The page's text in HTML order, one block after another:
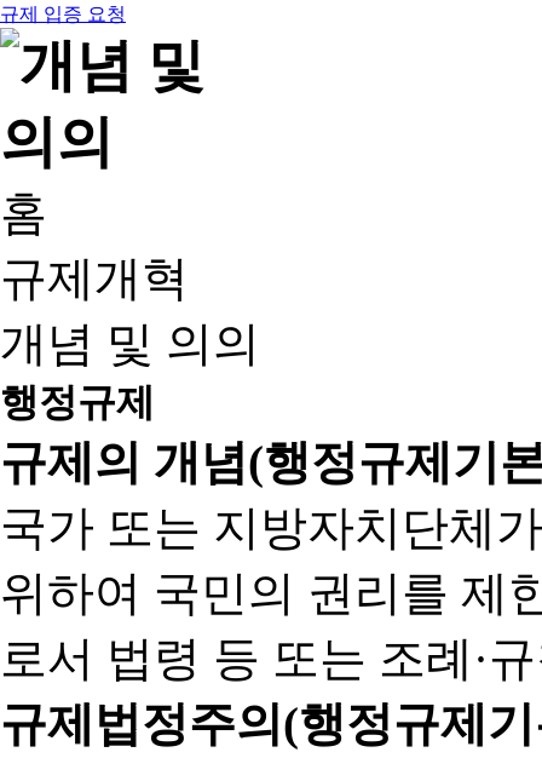
규제 입증 요청
홈
규제개혁
개념 및 의의
행정규제
규제의 개념(행정규제기
국가 또는 지방자치단체
위하여 국민의 권리를 제
로서 법령 등 또는 조례·
규제법정주의(행정규제